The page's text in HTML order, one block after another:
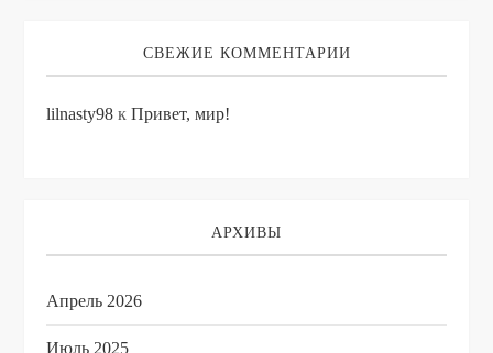
СВЕЖИЕ КОММЕНТАРИИ
lilnasty98 кПривет, мир!
АРХИВЫ
Апрель 2026
Июль 2025